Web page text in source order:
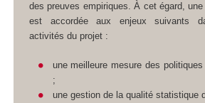
des preuves empiriques. À cet égard,
est accordée aux enjeux suivants
activités du projet :
une meilleure mesure des
;
une gestion de la qualité statistique